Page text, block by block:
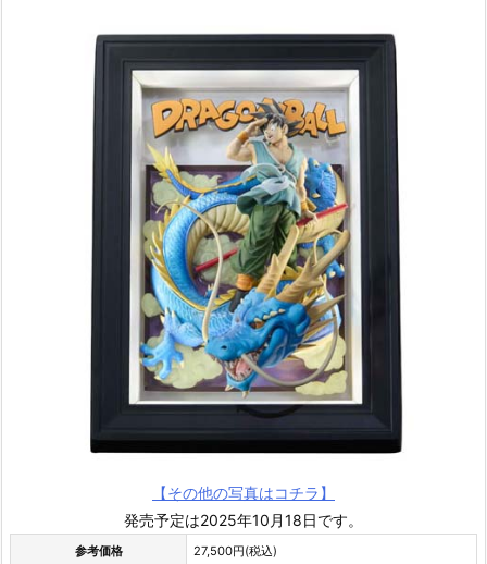
【その他の写真はコチラ】
発売予定は2025年10月18日です。
参考価格 27,500円(税込)